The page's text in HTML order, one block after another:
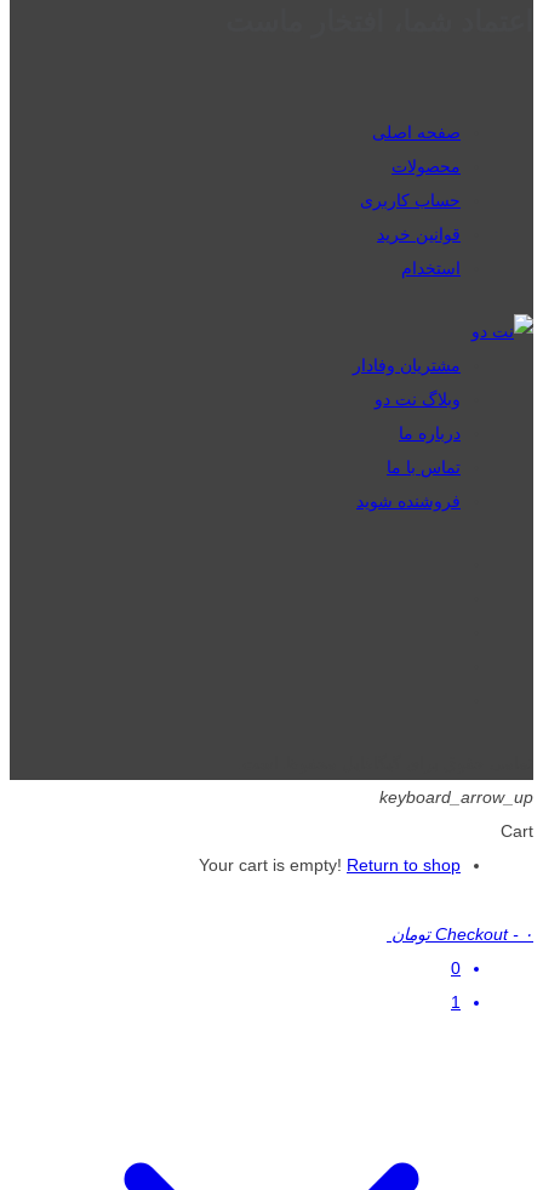
صفحه اصلی
محصولات
حساب کاربری
قوانین خرید
استخدام
مشتریان وفادار
وبلاگ نت دو
درباره ما
تماس با ما
فروشنده شوید
keyboard_arrow_up
Cart
Your cart is empty! Return to shop
Checkout - ۰ تومان
0
1